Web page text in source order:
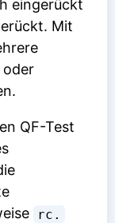
eingerückt
Mit
oder
QF-Test
rc.